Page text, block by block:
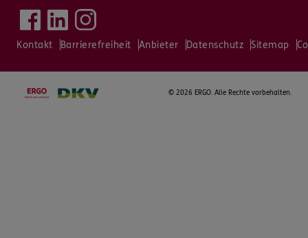
Kontakt Barrierefreiheit Anbieter Datenschutz Sitemap
© 2026 ERGO. Alle Rechte vorbehalten.